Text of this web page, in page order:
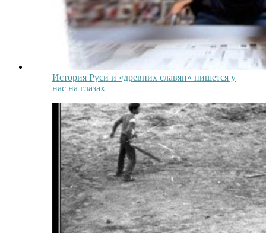
История Руси и «древних славян» пишется у
нас на глазах